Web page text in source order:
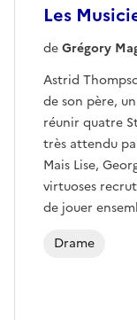
Les
deGrégory
Astrid
de son père,
réunir quatre
très attendu
Mais Lise,
virtuoses
de jouer
Drame